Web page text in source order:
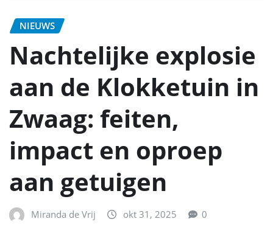
NIEUWS
Nachtelijke explosie
aan de Klokketuin in
Zwaag: feiten,
impact en oproep
aan getuigen
Miranda de Vrij okt 31, 2025 0